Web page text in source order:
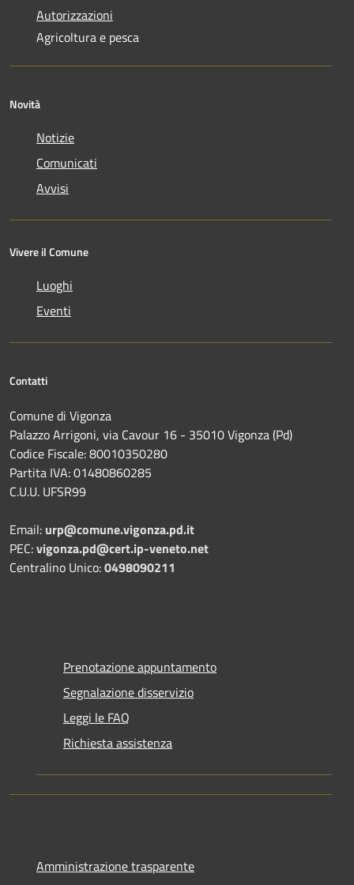
Autorizzazioni
Agricoltura e pesca
Novità
Notizie
Comunicati
Avvisi
Vivere il Comune
Luoghi
Eventi
Contatti
Comune di Vigonza
Palazzo Arrigoni, via Cavour 16 - 35010 Vigonza (Pd)
Codice Fiscale: 80010350280
Partita IVA: 01480860285
C.U.U. UFSR99
Email: urp@comune.vigonza.pd.it
PEC:vigonza.pd@cert.ip-veneto.net
Centralino Unico:0498090211
Prenotazione appuntamento
Segnalazione disservizio
Leggi le FAQ
Richiesta assistenza
Amministrazione trasparente